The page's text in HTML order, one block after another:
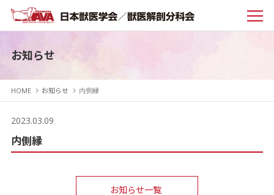
お知らせ
HOME お知らせ 内側縁
2023.03.09
内側縁
お知らせ一覧